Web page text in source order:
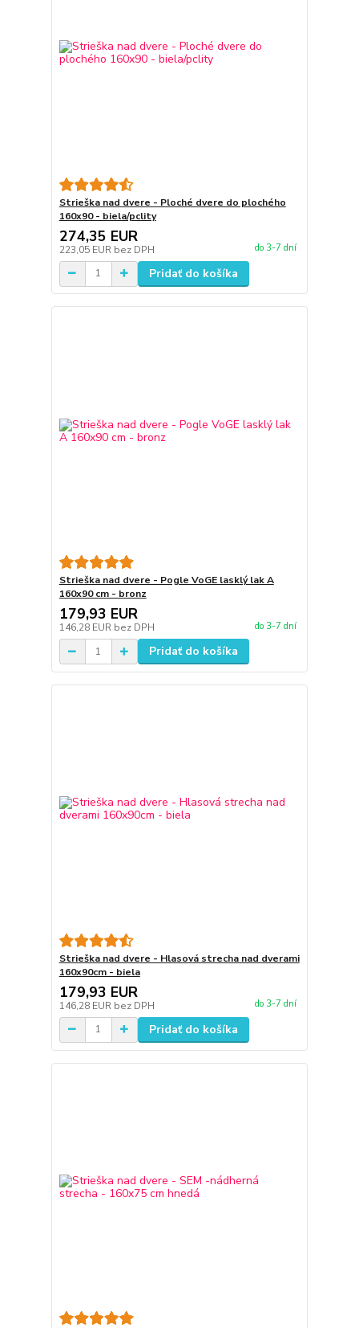
Strieška nad dvere - Ploché dvere do plochého
160x90 - biela/pclity
274,35 EUR
223,05 EUR bez DPH do 3-7 dní
Pridať do košíka
Strieška nad dvere - Pogle VoGE lasklý lak A
160x90 cm - bronz
179,93 EUR
146,28 EUR bez DPH do 3-7 dní
Pridať do košíka
Strieška nad dvere - Hlasová strecha nad dverami
160x90cm - biela
179,93 EUR
146,28 EUR bez DPH do 3-7 dní
Pridať do košíka